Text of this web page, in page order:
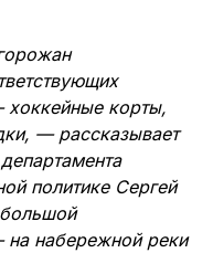
хоккейные корты,
— рассказывает
политике Сергей
на набережной реки